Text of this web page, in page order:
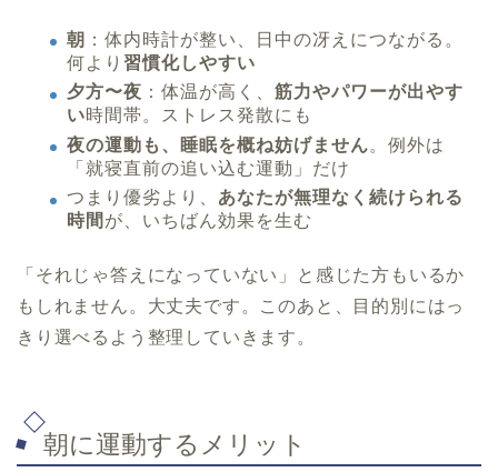
朝 ：体内時計が整い、日中の冴えにつながる。
何より 習慣化しやすい
夕方〜夜 ：体温が高く、 筋力やパワーが出やす
い時間帯。ストレス発散にも
夜の運動も、睡眠を概ね妨げません。例外は
「就寝直前の追い込む運動」だけ
つまり優劣より、 あなたが無理なく続けられる
時間 が、いちばん効果を生む
「それじゃ答えになっていない」と感じた方もいるか
もしれません。大丈夫です。このあと、目的別にはっ
きり選べるよう整理していきます。
朝に運動するメリット